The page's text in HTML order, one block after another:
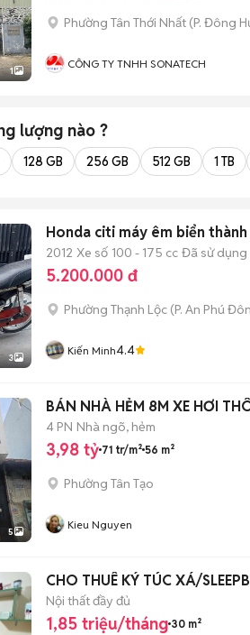
1
Phường Tân Thới Nhất (P. Đông
CÔNG TY TNHH SONATECH
lượng nào ?
128 GB 256 GB 512 GB 1 TB
3
Honda citi máy êm biển
2012 Xe số 100 - 175 cc Đã sử dụng
5.200.000 đ
Phường Thạnh Lộc (P. An Phú
Kiến Minh4.4
5
BÁN NHÀ HẺM 8M XE HƠI
4 PN Nhà ngõ, hẻm
3,98 tỷ 71 tr/m² 56 m²
Phường Tân Tạo
Kieu Nguyen
CHO THUÊ KÝ TÚC XÁ/
Nội thất đầy đủ
1,85 triệu/tháng 30 m²